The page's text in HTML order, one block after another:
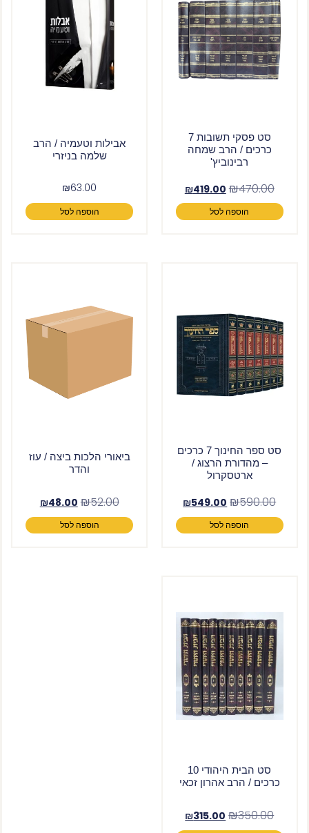
סט פסקי תשובות 7
כרכים / הרב שמחה
רבינוביץ'
₪470.00
₪419.00
הוספה לסל
אבילות וטעמיה / הרב
שלמה בניזרי
₪63.00
הוספה לסל
סט ספר החינוך 7 כרכים
– מהדורת הרצוג /
ארטסקרול
₪590.00
₪549.00
הוספה לסל
ביאורי הלכות ביצה / עוז
והדר
₪52.00
₪48.00
הוספה לסל
סט הבית היהודי 10
כרכים / הרב אהרון זכאי
₪350.00
₪315.00